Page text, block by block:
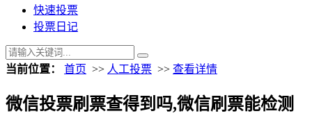
快速投票
投票日记
当前位置： 首页 >> 人工投票 >> 查看详情
微信投票刷票查得到吗,微信刷票能检测